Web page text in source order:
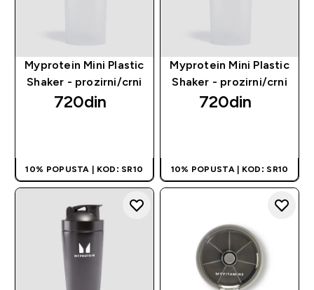
Myprotein Mini Plastic
Shaker - prozirni/crni
720din‎
10% POPUSTA | KOD: SR10
Myprotein Mini Plastic
Shaker - prozirni/crni
720din‎
10% POPUSTA | KOD: SR10